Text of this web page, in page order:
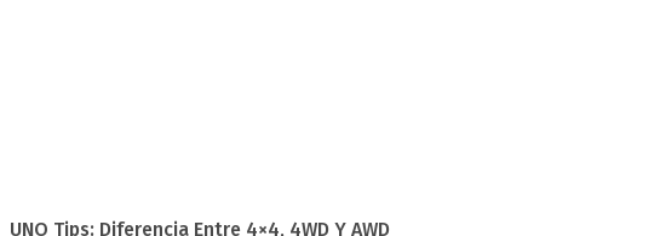
UNO Tips: Diferencia Entre 4×4, 4WD Y AWD